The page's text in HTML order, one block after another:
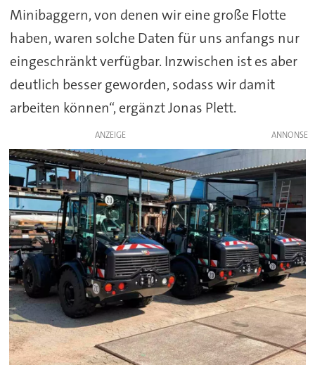
Minibaggern, von denen wir eine große Flotte
haben, waren solche Daten für uns anfangs nur
eingeschränkt verfügbar. Inzwischen ist es aber
deutlich besser geworden, sodass wir damit
arbeiten können“, ergänzt Jonas Plett.
ANZEIGE